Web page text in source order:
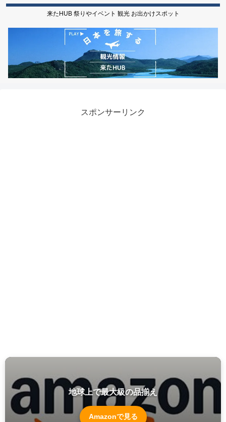
来たHUB 祭りやイベント 観光 お出かけスポット
スポンサーリンク
地球上で最大級の品揃え
Amazonで見る